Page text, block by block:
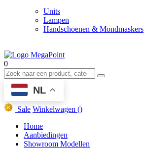
Units
Lampen
Handschoenen & Mondmaskers
0
NL
Sale Winkelwagen ()
Home
Aanbiedingen
Showroom Modellen